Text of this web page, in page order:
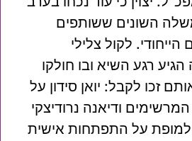
השונים ששותפים
הייחודי. לקול צלילי
רגע השיא ובו חולקו
זכו לקבל: יואן סידון על
המרשימים ודיאנה נרודיצקי
על התפתחות אישית